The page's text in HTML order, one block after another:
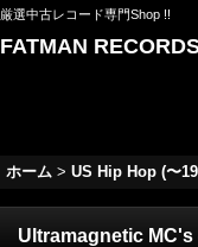
厳選中古レコード専門Shop !!
FATMAN
ホーム > US Hip Hop (〜
Ultramagnetic